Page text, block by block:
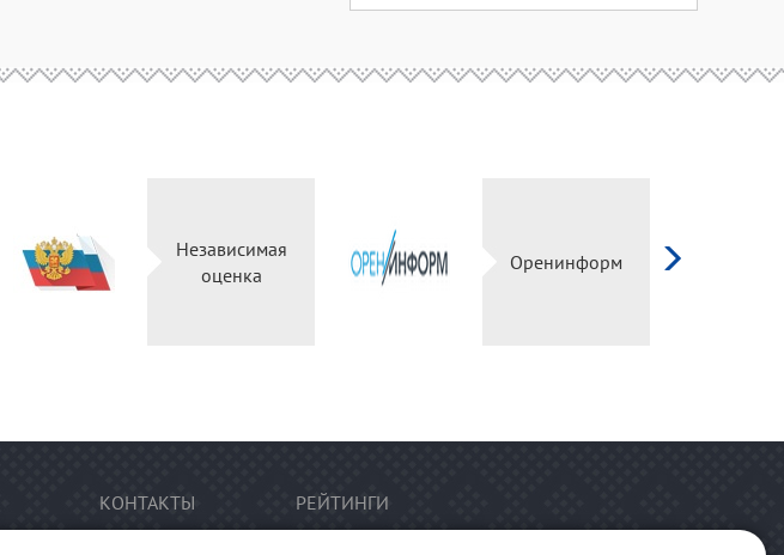
Независимая
оценка
Оренинформ
КОНТАКТЫ РЕЙТИНГИ